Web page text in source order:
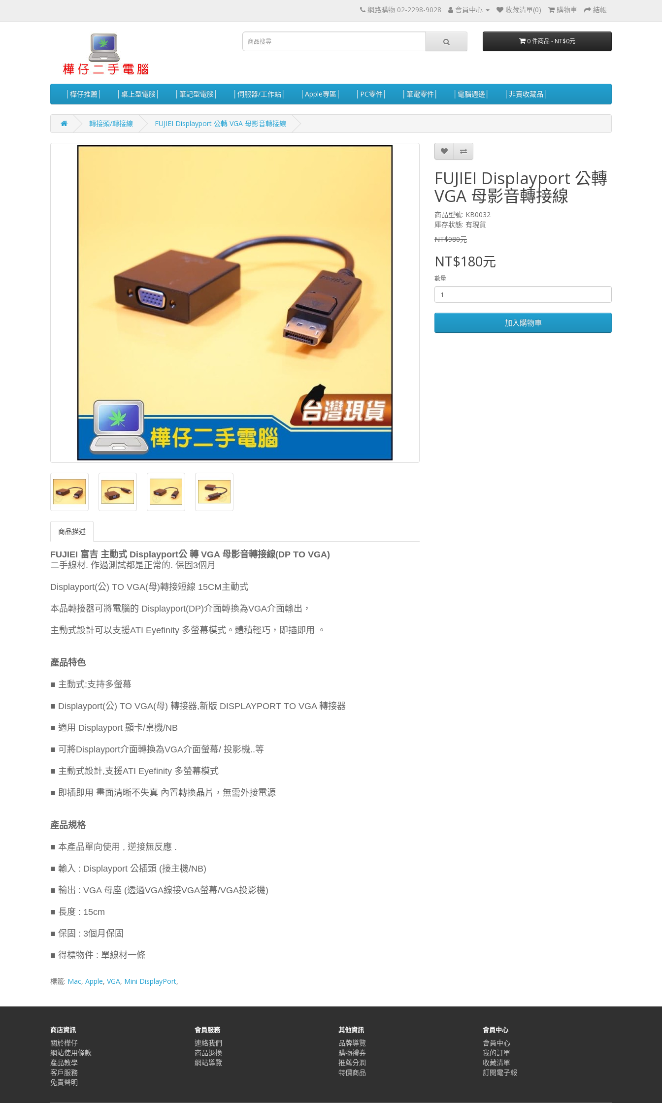
網路購物 02-2298-9028 會員中心 收藏清單(0) 購物車 結帳
0 件商品 - NT$0元
│樺仔推薦│ │桌上型電腦│ │筆記型電腦│ │伺服器/工作站│ │Apple專區│ │PC零件│ │筆電零件│ │電腦週邊│ │非賣收藏品│
轉接頭/轉接線 FUJIEI Displayport 公轉 VGA 母影音轉接線
商品描述
FUJIEI 富吉 主動式 Displayport公 轉 VGA 母影音轉接線(DP TO VGA)
二手線材. 作過測試都是正常的. 保固3個月
Displayport(公) TO VGA(母)轉接短線 15CM主動式
本品轉接器可將電腦的 Displayport(DP)介面轉換為VGA介面輸出，
主動式設計可以支援ATI Eyefinity 多螢幕模式。體積輕巧，即插即用 。
產品特色
■ 主動式:支持多螢幕
■ Displayport(公) TO VGA(母) 轉接器,新版 DISPLAYPORT TO VGA 轉接器
■ 適用 Displayport 顯卡/桌機/NB
■ 可將Displayport介面轉換為VGA介面螢幕/ 投影機..等
■ 主動式設計,支援ATI Eyefinity 多螢幕模式
■ 即插即用 畫面清晰不失真 內置轉換晶片，無需外接電源
產品規格
■ 本產品單向使用 , 逆接無反應 .
■ 輸入 : Displayport 公插頭 (接主機/NB)
■ 輸出 : VGA 母座 (透過VGA線接VGA螢幕/VGA投影機)
■ 長度 : 15cm
■ 保固 : 3個月保固
■ 得標物件 : 單線材一條
FUJIEI Displayport 公轉
VGA 母影音轉接線
商品型號: KB0032
庫存狀態: 有現貨
NT$980元
NT$180元
數量
加入購物車
標籤: Mac, Apple, VGA, Mini DisplayPort,
商店資訊
關於樺仔
網站使用條款
產品教學
客戶服務
免責聲明
會員服務
連絡我們
商品退換
網站導覽
其他資訊
品牌導覽
購物禮券
推薦分潤
特價商品
會員中心
會員中心
我的訂單
收藏清單
訂閱電子報